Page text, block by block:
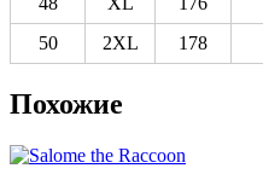
50
2XL 178
Похожие